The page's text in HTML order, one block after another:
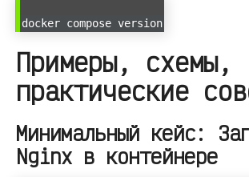
docker compose version
Примеры, схемы,
практические
Минимальный кейс:
Nginx в контейнере